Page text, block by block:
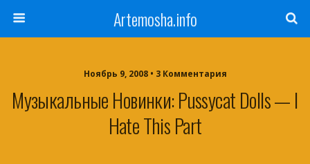
Artemosha.info
Ноябрь 9, 2008 • 3 Комментария
Музыкальные Новинки: Pussycat Dolls — I
Hate This Part